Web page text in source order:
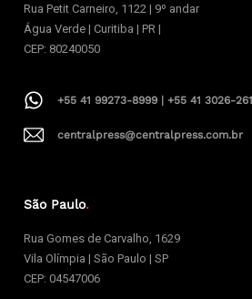
Rua Petit Carneiro, 1122 | 9º andar
Água Verde | Curitiba | PR |
CEP: 80240050
+55 41 99273-8999 | +55 41 3026-
centralpress@centralpress.com.br
São Paulo.
Rua Gomes de Carvalho, 1629
Vila Olímpia | São Paulo | SP
CEP: 04547006